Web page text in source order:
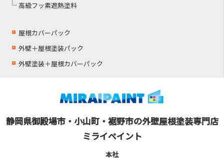
高級フッ素遮熱塗料
屋根カバーパック
外壁＋屋根塗装パック
外壁塗装＋屋根カバーパック
静岡県御殿場市・小山町・裾野市の外壁屋根塗装専門店
ミライペイント
本社